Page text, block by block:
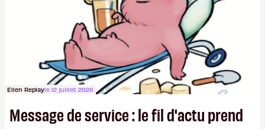
aux adultes, qui ne sont jamais que des enfants
avec du pouvoir d'achat.P.
Ellen Replayle 12 juillet 2026
Message de service : le fil d'actu prend